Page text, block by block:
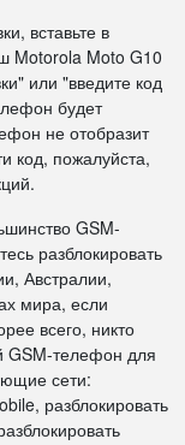
вставьте в
Motorola Moto G10
или "введите код
будет
не отобразит
код, пожалуйста,
GSM-
разблокировать
Австралии,
мира, если
всего, никто
телефон для
сети:
разблокировать